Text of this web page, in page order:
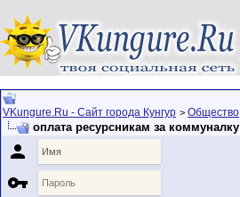
VKungure.Ru - Сайт города Кунгур > Общество
оплата ресурсникам за коммуналку

